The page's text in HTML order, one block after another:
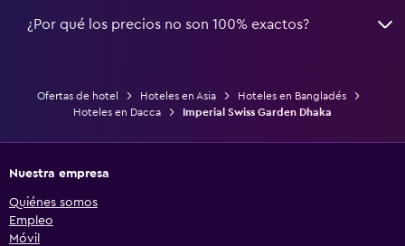
¿Por qué los precios no son 100% exactos?
Ofertas de hotel Hoteles en Asia
Hoteles en Bangladés
Hoteles en Dacca
Imperial Swiss Garden Dhaka
Nuestra empresa
Quiénes somos
Empleo
Móvil